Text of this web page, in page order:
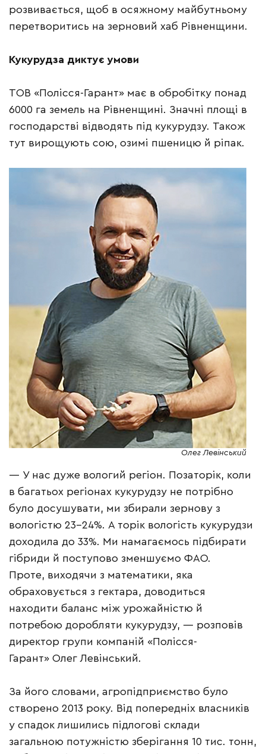
розвивається, щоб в осяжному майбутньому
перетворитись на зерновий хаб Рівненщини.
Кукурудза диктує умови
ТОВ «Полісся-Гарант» має в обробітку понад
6000 га земель на Рівненщині. Значні площі в
господарстві відводять під кукурудзу. Також
тут вирощують сою, озимі пшеницю й ріпак.
Олег Левінський
— У нас дуже вологий регіон. Позаторік, коли
в багатьох регіонах кукурудзу не потрібно
було досушувати, ми збирали зернову з
вологістю 23–24%. А торік вологість кукурудзи
доходила до 33%. Ми намагаємось підбирати
гібриди й поступово зменшуємо ФАО.
Проте, виходячи з математики, яка
обраховується з гектара, доводиться
находити баланс між урожайністю й
потребою доробляти кукурудзу, — розповів
директор групи компаній «Полісся-
Гарант» Олег Левінський.
За його словами, агропідприємство було
створено 2013 року. Від попередніх власників
у спадок лишились підлогові склади
загальною потужністю зберігання 10 тис. тонн,